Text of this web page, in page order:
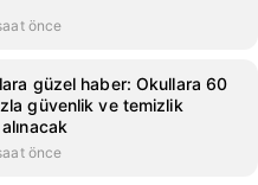
önce
güzel haber: Okullara 60
güvenlik ve temizlik
önce